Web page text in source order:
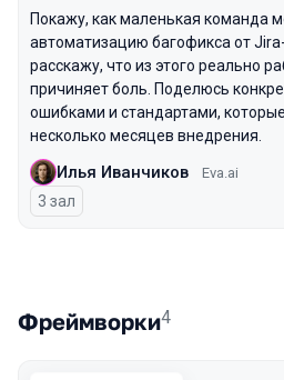
Покажу, как маленькая команда
автоматизацию багофикса от
расскажу, что из этого реально
причиняет боль. Поделюсь
ошибками и стандартами,
несколько месяцев внедрения.
Илья Иванчиков Eva.ai
3 зал
Фреймворки4